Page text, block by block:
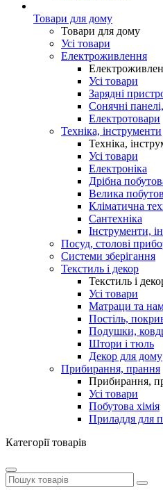
Товари для дому
Товари для дому
Усі товари
Електроживлення
Усі товари
Зарядні
Сонячні
Електротовари
Техніка, інструменти
Техніка,
Усі товари
Електроніка
Дрібна
Велика
Кліматична
Сантехніка
Інструменти,
Посуд, столові
Системи зберігання
Текстиль і декор
Текстиль і
Усі товари
Матраци та
Постіль,
Подушки,
Штори і тюль
Декор для дому
Прибирання, прання
Прибирання,
Усі товари
Побутова хімія
Приладдя для
Категорії товарів